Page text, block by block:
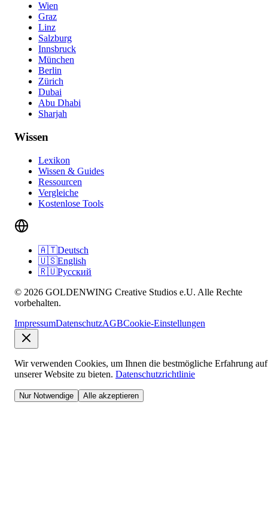
Wien
Graz
Linz
Salzburg
Innsbruck
München
Berlin
Zürich
Dubai
Abu Dhabi
Sharjah
Wissen
Lexikon
Wissen & Guides
Ressourcen
Vergleiche
Kostenlose Tools
🇦🇹Deutsch
🇺🇸English
🇷🇺Русский
© 2026 GOLDENWING Creative Studios e.U. Alle Rechte
vorbehalten.
ImpressumDatenschutzAGBCookie-Einstellungen
Wir verwenden Cookies, um Ihnen die bestmögliche Erfahrung auf
unserer Website zu bieten. Datenschutzrichtlinie
Nur Notwendige Alle akzeptieren